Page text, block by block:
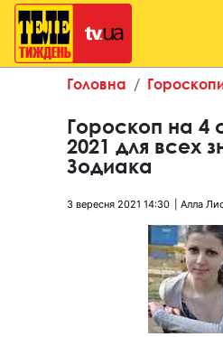
Головна
Гороскоп на 4
2021 для всех
Зодиака
3 вересня 2021 14:30 Алла